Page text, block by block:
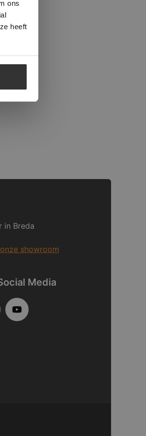
ons
heeft
in Breda
onze showroom
Media